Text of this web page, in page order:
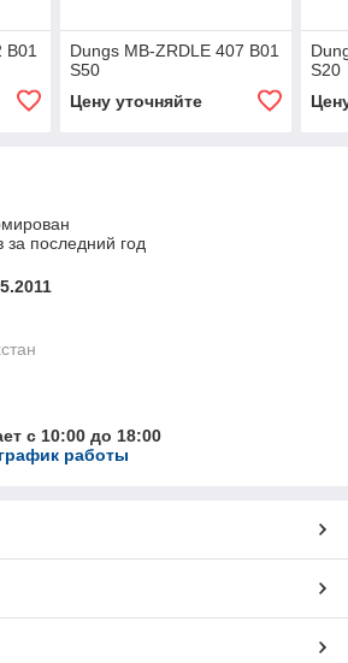
B01
Dungs MB-ZRDLE 407 B01
S50
Цену уточняйте
S20
последний год
с 10:00 до 18:00
работы